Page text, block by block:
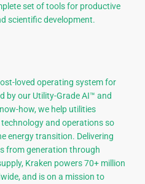
set of tools for productive
scientific development.
loved operating system for
by our Utility-Grade AI™ and
how, we help utilities
and operations so
energy transition. Delivering
from generation through
Kraken powers 70+ million
and is on a mission to